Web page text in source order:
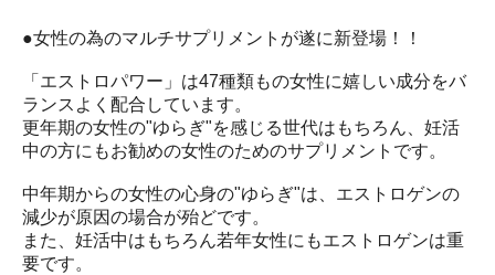
●女性の為のマルチサプリメントが遂に新登場！！
「エストロパワー」は47種類もの女性に嬉しい成分をバ
ランスよく配合しています。
更年期の女性の"ゆらぎ"を感じる世代はもちろん、妊活
中の方にもお勧めの女性のためのサプリメントです。
中年期からの女性の心身の"ゆらぎ"は、エストロゲンの
減少が原因の場合が殆どです。
また、妊活中はもちろん若年女性にもエストロゲンは重
要です。